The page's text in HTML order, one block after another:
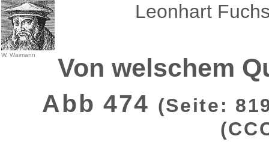
W. Waimann
Leonhart
Von welschem
Abb 474 (Seite: